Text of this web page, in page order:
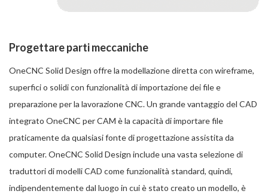
Progettare parti meccaniche
OneCNC Solid Design offre la modellazione diretta con wireframe,
superfici o solidi con funzionalità di importazione dei file e
preparazione per la lavorazione CNC. Un grande vantaggio del CAD
integrato OneCNC per CAM è la capacità di importare file
praticamente da qualsiasi fonte di progettazione assistita da
computer. OneCNC Solid Design include una vasta selezione di
traduttori di modelli CAD come funzionalità standard, quindi,
indipendentemente dal luogo in cui è stato creato un modello, è